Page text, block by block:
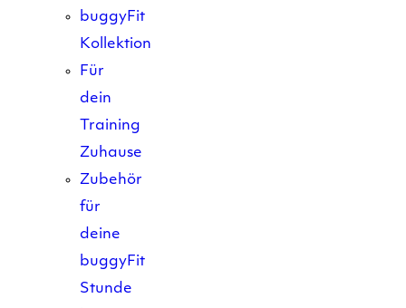
buggyFit
Kollektion
Für
dein
Training
Zuhause
Zubehör
für
deine
buggyFit
Stunde